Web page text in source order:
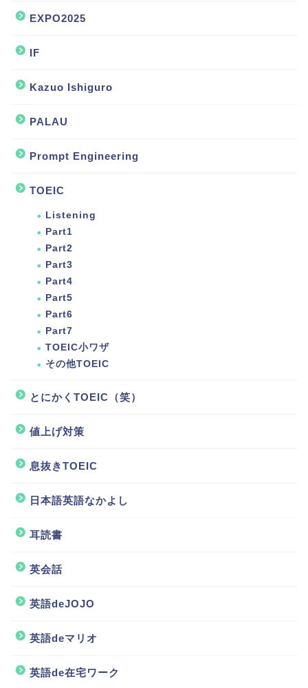
EXPO2025
IF
Kazuo Ishiguro
PALAU
Prompt Engineering
TOEIC
Listening
Part1
Part2
Part3
Part4
Part5
Part6
Part7
TOEIC小ワザ
その他TOEIC
とにかくTOEIC（笑）
値上げ対策
息抜きTOEIC
日本語英語なかよし
耳読書
英会話
英語deJOJO
英語deマリオ
英語de在宅ワーク